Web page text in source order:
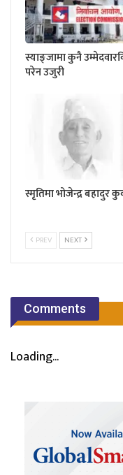
स्याङ्जामा कुनै
परेन उजुरी
स्मृतिमा भोजेन्द्र बहादुर
PREV NEXT
Comments
Loading...